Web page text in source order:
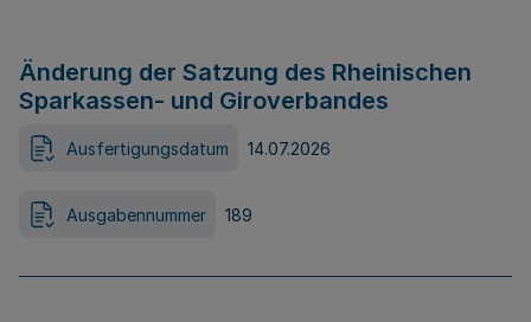
Änderung der Satzung des Rheinischen
Sparkassen- und Giroverbandes
Ausfertigungsdatum 14.07.2026
Ausgabennummer 189